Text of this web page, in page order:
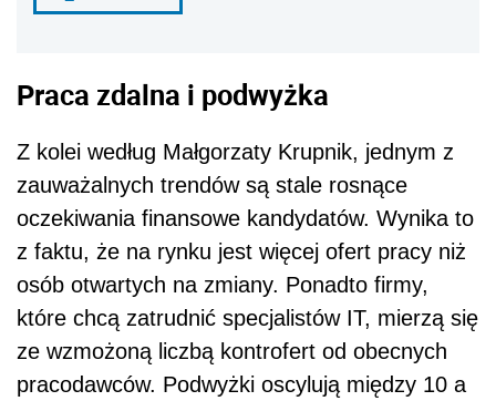
Praca zdalna i podwyżka
Z kolei według Małgorzaty Krupnik, jednym z
zauważalnych trendów są stale rosnące
oczekiwania finansowe kandydatów. Wynika to
z faktu, że na rynku jest więcej ofert pracy niż
osób otwartych na zmiany. Ponadto firmy,
które chcą zatrudnić specjalistów IT, mierzą się
ze wzmożoną liczbą kontrofert od obecnych
pracodawców. Podwyżki oscylują między 10 a